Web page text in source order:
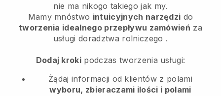
nie ma nikogo takiego jak my.
Mamy mnóstwo intuicyjnych narzędzi do
tworzenia idealnego przepływu zamówień za
usługi doradztwa rolniczego .
Dodaj kroki podczas tworzenia usługi:
Żądaj informacji od klientów z polami
wyboru, zbieraczami ilości i polami